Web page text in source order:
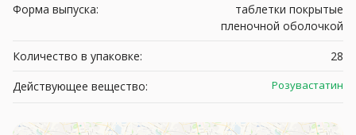
Форма выпуска:
таблетки покрытые
пленочной оболочкой
Количество в упаковке:
28
Действующее вещество:
Розувастатин